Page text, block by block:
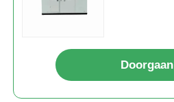
Doorgaan